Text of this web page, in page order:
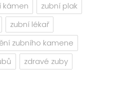
kámen
zubní plak
zubní lékař
zubního kamene
zdravé zuby